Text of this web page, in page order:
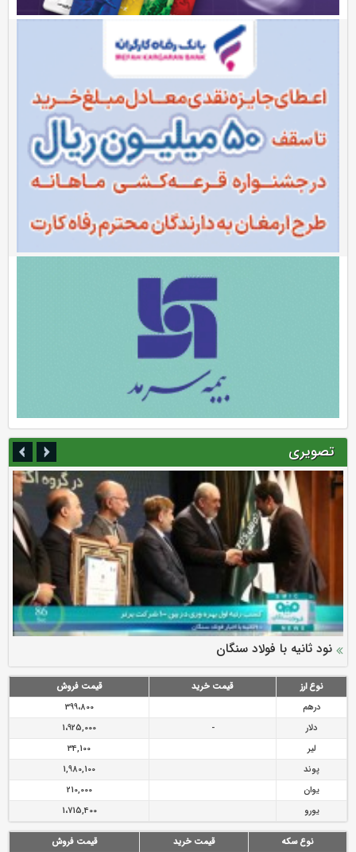
تصویری
ارزش سهام عدالت بالا رفت
سرمایه بیمه کوثر به ۴ همت می‌رسد
نود ثانیه با فولاد سنگان
تقدیر دبیرکل سندیکای بیمه گران ایران از اقدامات مدیرعامل بیمه
رازی
توصیه های رئیس پلیس فتا به مشتریان بانک ها در مورد
پیشگیری از سرقت های مجازی
نوع ارز
قیمت فروش
درهم
399،800
دلار
1،925,000
لیر
34,100
پوند
1,980,100
یوان
210,000
یورو
1،715,400